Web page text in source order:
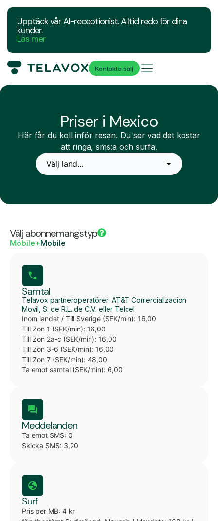
Upptäck vår AI-receptionist. Alltid redo för dina
kunder.
Läs mer
Kontakta sälj
Priser i Mexico
Här får du koll inför resan. Du ser vad det kostar
att ringa, sms:a och surfa.
Välj abonnemangstyp
Mobile+Mobile
Samtal
Telavox partneroperatörer: AT&T Comercializacion
Movil, S. de R.L. de C.V. eller Telcel
Inom landet / Till Sverige (SEK/min): 16,00
Till Zon 1 (SEK/min): 16,00
Till Zon 2a-c (SEK/min): 16,00
Till Zon 3-6 (SEK/min): 16,00
Till Zon 7 (SEK/min): 48,00
Ta emot samtal (SEK/min): 6,00
Meddelanden
Ta emot SMS: 0
Skicka SMS: 3,20
Surf
Pris per MB: 4 kr